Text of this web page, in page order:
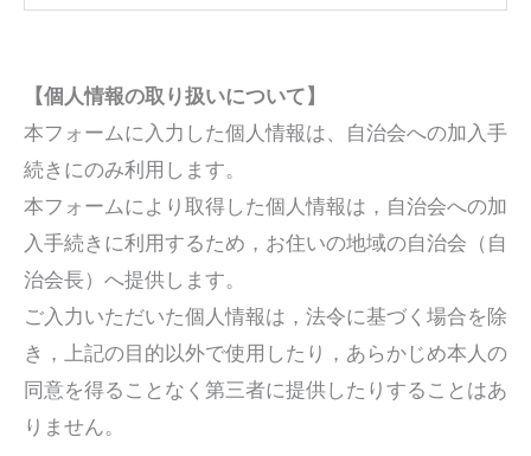
【個人情報の取り扱いについて】
本フォームに入力した個人情報は、自治会への加入手
続きにのみ利用します。
本フォームにより取得した個人情報は，自治会への加
入手続きに利用するため，お住いの地域の自治会（自
治会長）へ提供します。
ご入力いただいた個人情報は，法令に基づく場合を除
き，上記の目的以外で使用したり，あらかじめ本人の
同意を得ることなく第三者に提供したりすることはあ
りません。